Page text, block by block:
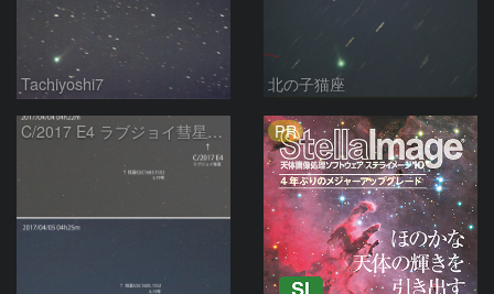
Tachiyoshi7 北の子猫座
C/2017 E4 ラブジョイ彗星の動き PR